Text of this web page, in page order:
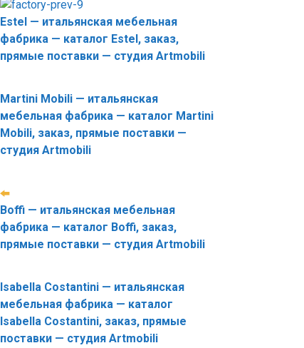
Estel — итальянская мебельная
фабрика — каталог Estel, заказ,
прямые поставки — студия Artmobili
Martini Mobili — итальянская
мебельная фабрика — каталог Martini
Mobili, заказ, прямые поставки —
студия Artmobili
Boffi — итальянская мебельная
фабрика — каталог Boffi, заказ,
прямые поставки — студия Artmobili
Isabella Costantini — итальянская
мебельная фабрика — каталог
Isabella Costantini, заказ, прямые
поставки — студия Artmobili